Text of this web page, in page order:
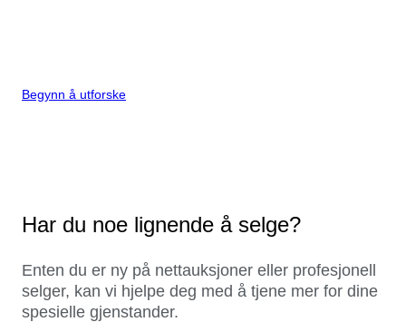
Begynn å utforske
Har du noe lignende å selge?
Enten du er ny på nettauksjoner eller profesjonell
selger, kan vi hjelpe deg med å tjene mer for dine
spesielle gjenstander.